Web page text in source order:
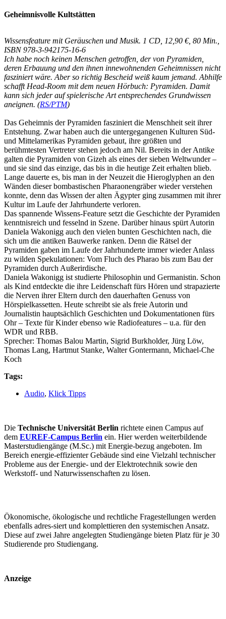
Geheimnisvolle Kultstätten
Wissensfeature mit Geräuschen und Musik. 1 CD, 12,90 €, 80 Min.,
ISBN 978-3-942175-16-6
Ich habe noch keinen Menschen getroffen, der von Pyramiden,
deren Erbauung und den ihnen innewohnenden Geheimnissen nicht
fasziniert wäre. Aber so richtig Bescheid weiß kaum jemand. Abhilfe
schafft Head-Room mit dem neuen Hörbuch: Pyramiden. Damit
kann sich jeder auf spielerische Art entsprechendes Grundwissen
aneignen. (RS/PTM)
Das Geheimnis der Pyramiden fasziniert die Menschheit seit ihrer
Entstehung. Zwar haben auch die untergegangenen Kulturen Süd-
und Mittelamerikas Pyramiden gebaut, ihre größten und
berühmtesten Vertreter stehen jedoch am Nil. Bereits in der Antike
galten die Pyramiden von Gizeh als eines der sieben Weltwunder –
und sie sind das einzige, das bis in die heutige Zeit erhalten blieb.
Lange dauerte es, bis man in der Neuzeit die Hieroglyphen an den
Wänden dieser bombastischen Pharaonengräber wieder verstehen
konnte, denn das Wissen der alten Ägypter ging zusammen mit ihrer
Kultur im Laufe der Jahrhunderte verloren.
Das spannende Wissens-Feature setzt die Geschichte der Pyramiden
kenntnisreich und fesselnd in Szene. Darüber hinaus spürt Autorin
Daniela Wakonigg auch den vielen bunten Geschichten nach, die
sich um die antiken Bauwerke ranken. Denn die Rätsel der
Pyramiden gaben im Laufe der Jahrhunderte immer wieder Anlass
zu wilden Spekulationen: Vom Fluch des Pharao bis zum Bau der
Pyramiden durch Außerirdische.
Daniela Wakonigg ist studierte Philosophin und Germanistin. Schon
als Kind entdeckte die ihre Leidenschaft fürs Hören und strapazierte
die Nerven ihrer Eltern durch den dauerhaften Genuss von
Hörspielkassetten. Heute schreibt sie als freie Autorin und
Journalistin hauptsächlich Geschichten und Dokumentationen fürs
Ohr – Texte für Kinder ebenso wie Radiofeatures – u.a. für den
WDR und RBB.
Sprecher: Thomas Balou Martin, Sigrid Burkholder, Jürg Löw,
Thomas Lang, Hartmut Stanke, Walter Gontermann, Michael-Che
Koch
Tags:
Audio, Klick Tipps
Die Technische Universität Berlin richtete einen Campus auf
dem EUREF-Campus Berlin ein. Hier werden weiterbildende
Masterstudiengänge (M.Sc.) mit Energie-bezug angeboten. Im
Bereich energie-effizienter Gebäude sind eine Vielzahl technischer
Probleme aus der Energie- und der Elektrotechnik sowie den
Werkstoff- und Naturwissenschaften zu lösen.
Ökonomische, ökologische und rechtliche Fragestellungen werden
ebenfalls adres-siert und komplettieren den systemischen Ansatz.
Diese auf zwei Jahre angelegten Studiengänge bieten Platz für je 30
Studierende pro Studiengang.
Anzeige